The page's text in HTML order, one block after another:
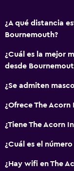
Aire libre
Parrilla
Área de picnic
Jardín
Cámaras CCTV en
Limpieza diaria
Cámaras CCTV en
Estacionamiento y
¿A qué distancia
Bournemouth?
¿Cuál es la mejor
desde
¿Se admiten
¿Ofrece The
¿Tiene The Acorn
¿Cuál es el
¿Hay wifi en The